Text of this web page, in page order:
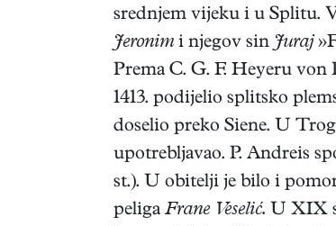
srednjem vijeku i u Splitu.
Jeronim i njegov sinJuraj
Prema C. G. F. Heyeru von
1413. podijelio splitsko
doselio preko Siene. U
upotrebljavao. P. Andreis
st.). U obitelji je bilo i
peliga Frane Veselić. U XIX